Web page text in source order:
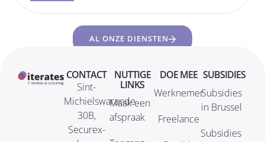
AL ONZE DIENSTEN
CONTACT
Sint-
Michielswarande
30B,
Securex-
NUTTIGE
LINKS
Maak een
afspraak
DOE MEE
Werknemer
Freelance
SUBSIDIES
Subsidies
in Brussel
Subsidies